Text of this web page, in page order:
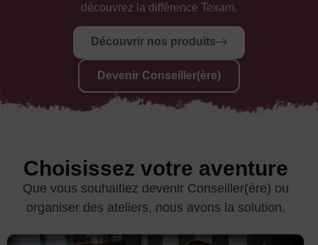
découvrez la différence Texam.
Découvrir nos produits
Devenir Conseiller(ère)
Choisissez votre aventure
Que vous souhaitiez devenir Conseiller(ère) ou
organiser des ateliers, nous avons la solution.